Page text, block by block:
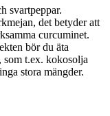
svartpeppar.
det betyder att
curcuminet.
bör du äta
som t.ex. kokosolja
stora mängder.